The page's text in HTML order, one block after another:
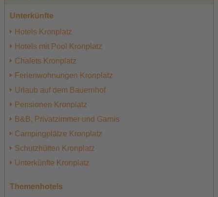
Unterkünfte
Hotels Kronplatz
Hotels mit Pool Kronplatz
Chalets Kronplatz
Ferienwohnungen Kronplatz
Urlaub auf dem Bauernhof
Pensionen Kronplatz
B&B, Privatzimmer und Garnis
Campingplätze Kronplatz
Schutzhütten Kronplatz
Unterkünfte Kronplatz
Themenhotels